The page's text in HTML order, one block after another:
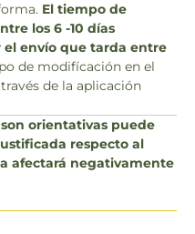
El tiempo de
los 6 -10 días
envío que tarda entre
de modifícación en el
de la aplicación
orientativas puede
respecto al
afectará negativamente